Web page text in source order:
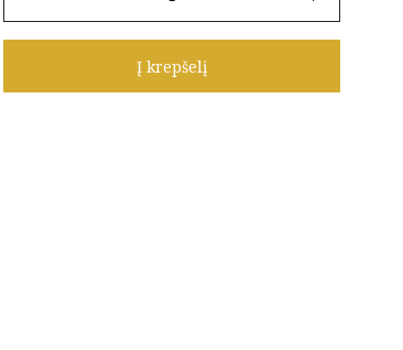
Auksiniai
su
Į krepšelį